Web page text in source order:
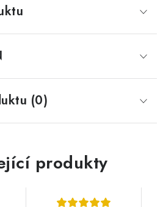
(0)
produkty